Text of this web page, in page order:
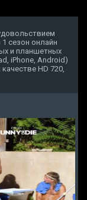
сезон онлайн
и планшетных
iPhone, Android)
HD 720,